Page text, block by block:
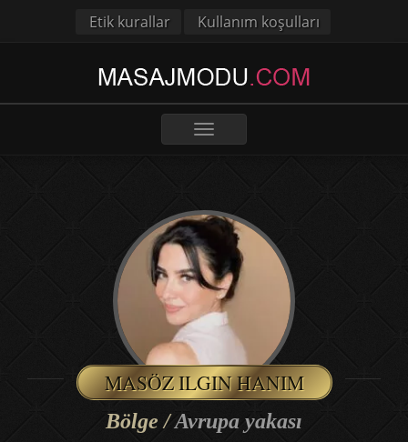
Etik kurallar Kullanım koşulları
Toggle
MASÖZ ILGIN HANIM
Bölge /Avrupa yakası